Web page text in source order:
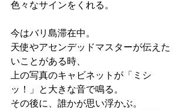
色々なサインをくれる。
今はバリ島滞在中。
天使やアセンデッドマスターが伝えた
いことがある時、
上の写真のキャビネットが「ミシ
ッ！」と大きな音で鳴る。
その後に、誰かが思い浮かぶ。